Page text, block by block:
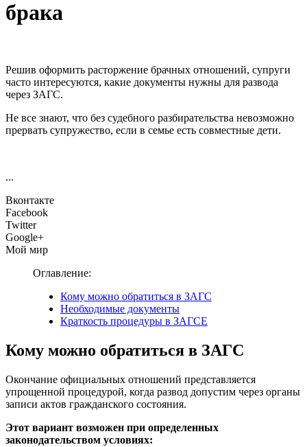
брака
Решив оформить расторжение брачных отношений, супруги
часто интересуются, какие документы нужны для развода
через ЗАГС.
Не все знают, что без судебного разбирательства невозможно
прервать супружество, если в семье есть совместные дети.
...
Вконтакте
Facebook
Twitter
Google+
Мой мир
Оглавление:
Кому можно обратиться в ЗАГС
Необходимые документы
Краткость процедуры в ЗАГСЕ
Кому можно обратиться в ЗАГС
Окончание официальных отношений представляется
упрощенной процедурой, когда развод допустим через органы
записи актов гражданского состояния.
Этот вариант возможен при определенных
законодательством условиях: